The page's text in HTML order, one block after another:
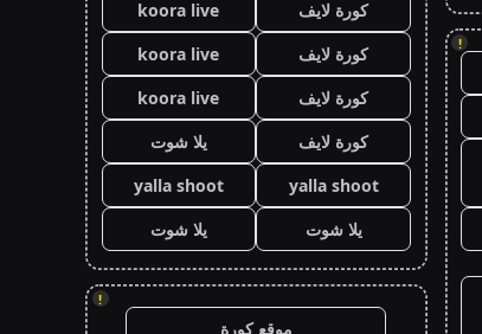
!
كورة لايف
koora live
كورة لايف
koora live
كورة لايف
koora live
كورة لايف
يلا شوت
yalla shoot
yalla shoot
يلا شوت
يلا شوت
!
موقع كورة